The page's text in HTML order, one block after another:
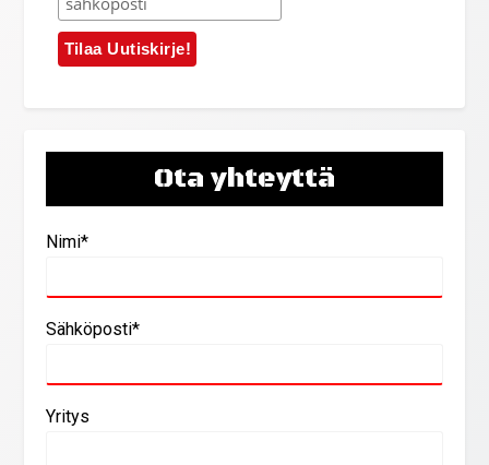
Ota yhteyttä
Nimi*
Sähköposti*
Yritys